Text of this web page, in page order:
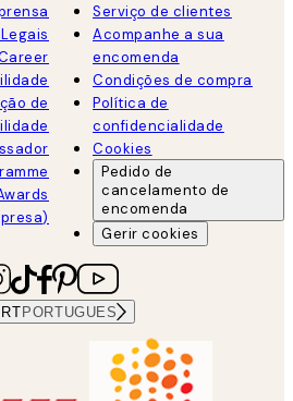
de
Serviço de clientes
Acompanhe a sua
encomenda
Condições de compra
Política de
confidencialidade
Cookies
Pedido de
cancelamento de
encomenda
Gerir cookies
PORTUGUES